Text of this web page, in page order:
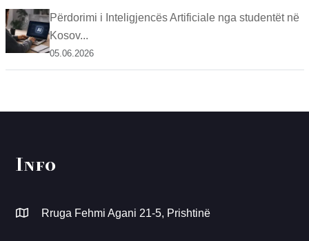
Përdorimi i Inteligjencës Artificiale nga studentët në
Kosov...
05.06.2026
Info
Rruga Fehmi Agani 21-5, Prishtinë